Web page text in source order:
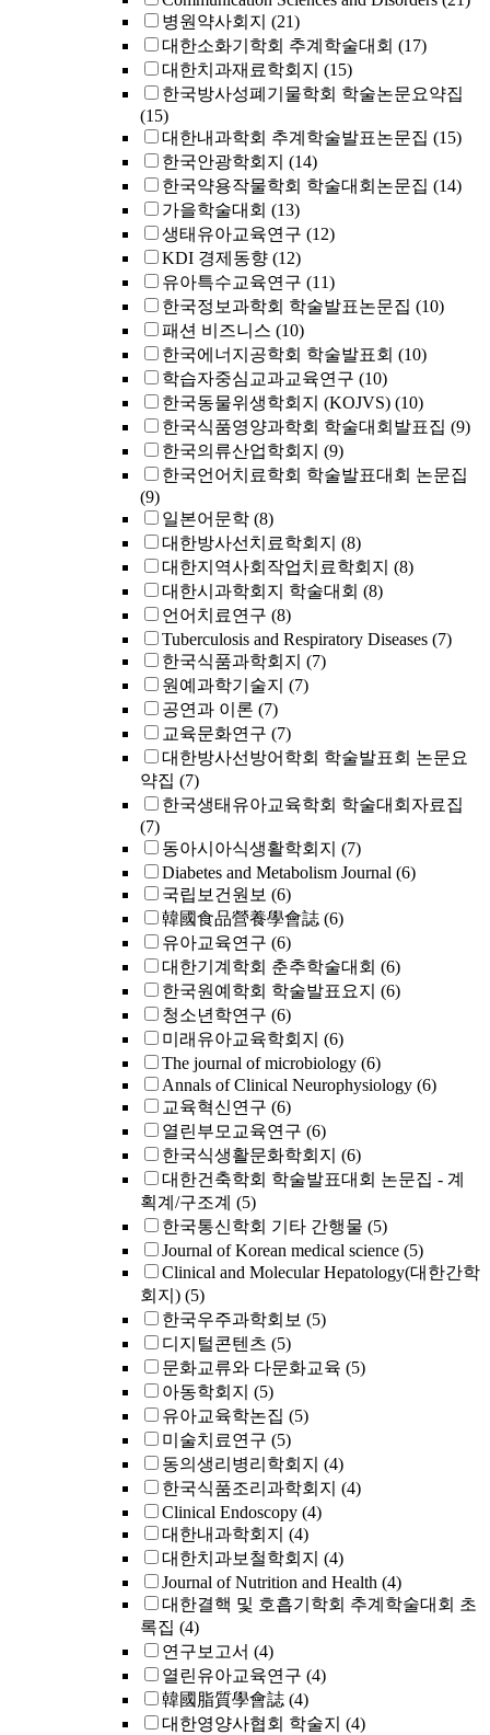
병원약사회지 (21)
대한소화기학회 추계학술대회 (17)
대한치과재료학회지 (15)
한국방사성폐기물학회 학술논문요약집
(15)
대한내과학회 추계학술발표논문집 (15)
한국안광학회지 (14)
한국약용작물학회 학술대회논문집 (14)
가을학술대회 (13)
생태유아교육연구 (12)
KDI 경제동향 (12)
유아특수교육연구 (11)
한국정보과학회 학술발표논문집 (10)
패션 비즈니스 (10)
한국에너지공학회 학술발표회 (10)
학습자중심교과교육연구 (10)
한국동물위생학회지 (KOJVS) (10)
한국식품영양과학회 학술대회발표집 (9)
한국의류산업학회지 (9)
한국언어치료학회 학술발표대회 논문집
(9)
일본어문학 (8)
대한방사선치료학회지 (8)
대한지역사회작업치료학회지 (8)
대한시과학회지 학술대회 (8)
언어치료연구 (8)
Tuberculosis and Respiratory Diseases (7)
한국식품과학회지 (7)
원예과학기술지 (7)
공연과 이론 (7)
교육문화연구 (7)
대한방사선방어학회 학술발표회 논문요
약집 (7)
한국생태유아교육학회 학술대회자료집
(7)
동아시아식생활학회지 (7)
Diabetes and Metabolism Journal (6)
국립보건원보 (6)
韓國食品營養學會誌 (6)
유아교육연구 (6)
대한기계학회 춘추학술대회 (6)
한국원예학회 학술발표요지 (6)
청소년학연구 (6)
미래유아교육학회지 (6)
The journal of microbiology (6)
Annals of Clinical Neurophysiology (6)
교육혁신연구 (6)
열린부모교육연구 (6)
한국식생활문화학회지 (6)
대한건축학회 학술발표대회 논문집 - 계
획계/구조계 (5)
한국통신학회 기타 간행물 (5)
Journal of Korean medical science (5)
Clinical and Molecular Hepatology(대한간학
회지) (5)
한국우주과학회보 (5)
디지털콘텐츠 (5)
문화교류와 다문화교육 (5)
아동학회지 (5)
유아교육학논집 (5)
미술치료연구 (5)
동의생리병리학회지 (4)
한국식품조리과학회지 (4)
Clinical Endoscopy (4)
대한내과학회지 (4)
대한치과보철학회지 (4)
Journal of Nutrition and Health (4)
대한결핵 및 호흡기학회 추계학술대회 초
록집 (4)
연구보고서 (4)
열린유아교육연구 (4)
韓國脂質學會誌 (4)
대한영양사협회 학술지 (4)